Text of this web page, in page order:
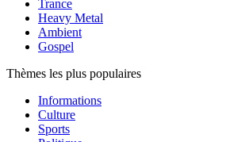
Trance
Heavy Metal
Ambient
Gospel
Thèmes les plus populaires
Informations
Culture
Sports